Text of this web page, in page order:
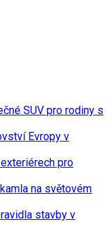
SUV pro rodiny s
Evropy v
pro
na světovém
stavby v